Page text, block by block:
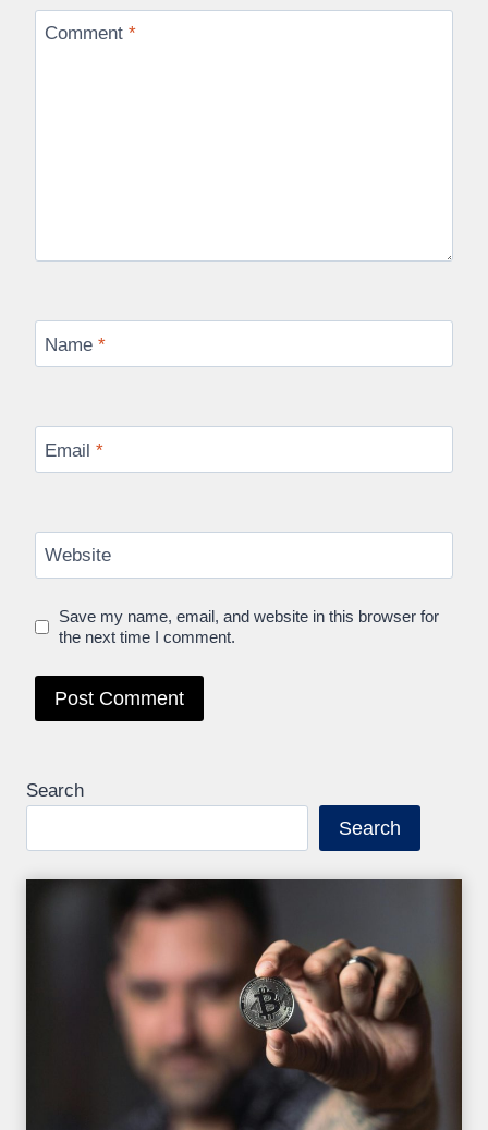
Comment *
Name *
Email *
Website
Save my name, email, and website in this browser for
the next time I comment.
Search
Search